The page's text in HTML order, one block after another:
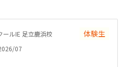
ールIE 足立鹿浜校 体験生
07